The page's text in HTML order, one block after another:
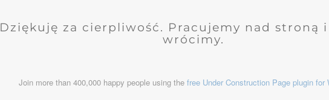
Dziękuję za cierpliwość. Pracujemy nad stroną
wrócimy.
Join more than 400,000 happy people using the free Under Construction Page plugin for